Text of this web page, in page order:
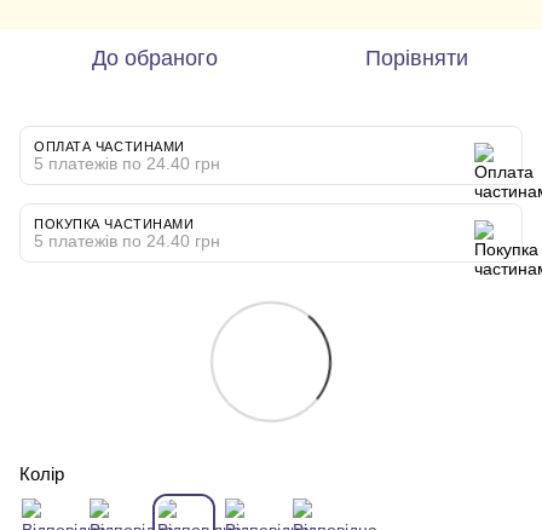
До обраного Порівняти
ОПЛАТА ЧАСТИНАМИ
5 платежів по 24.40 грн
ПОКУПКА ЧАСТИНАМИ
5 платежів по 24.40 грн
Колір